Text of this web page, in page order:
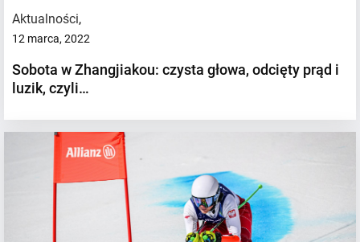
Aktualności,
12 marca, 2022
Sobota w Zhangjiakou: czysta głowa, odcięty prąd i
luzik, czyli…